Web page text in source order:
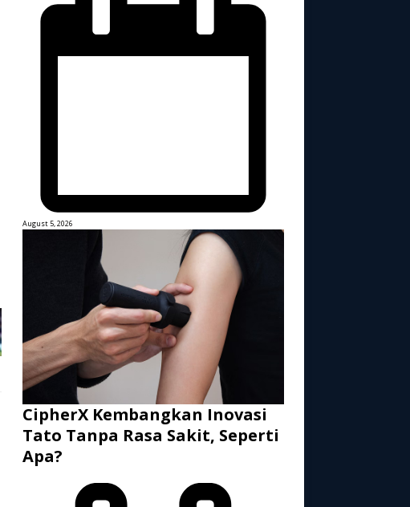
August 5, 2026
CipherX Kembangkan Inovasi
Tato Tanpa Rasa Sakit, Seperti
Apa?